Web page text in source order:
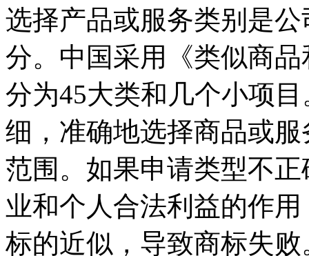
选择产品或服务类别是
分。中国采用《类似商
分为45大类和几个小项
细，准确地选择商品或
范围。如果申请类型不
业和个人合法利益的作
标的近似，导致商标失